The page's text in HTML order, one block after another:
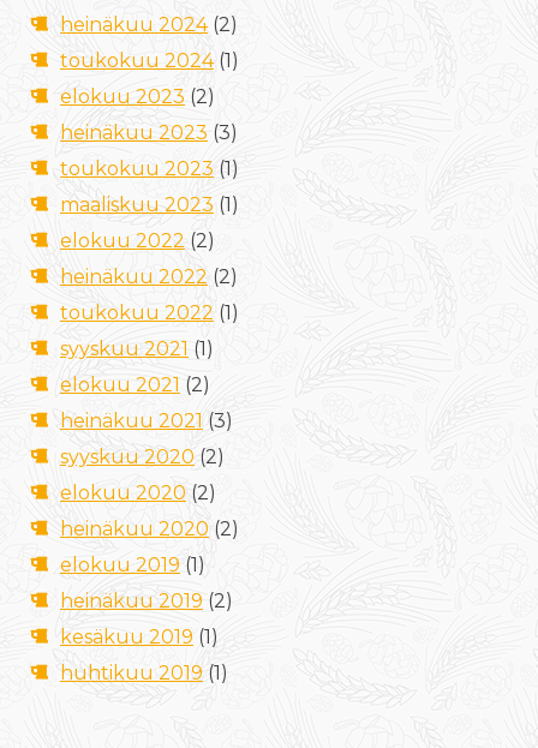
heinäkuu 2024(2)
toukokuu 2024(1)
elokuu 2023 (2)
heinäkuu 2023 (3)
toukokuu 2023 (1)
maaliskuu 2023 (1)
elokuu 2022 (2)
heinäkuu 2022 (2)
toukokuu 2022 (1)
syyskuu 2021 (1)
elokuu 2021 (2)
heinäkuu 2021 (3)
syyskuu 2020(2)
elokuu 2020(2)
heinäkuu 2020(2)
elokuu 2019 (1)
heinäkuu 2019 (2)
kesäkuu 2019 (1)
huhtikuu 2019 (1)